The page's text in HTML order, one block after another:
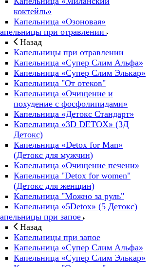
коктейль»
Капельница «Озоновая»
при отравлении
Назад
Капельницы при отравлении
Капельница «Супер Слим Альфа»
Капельница «Супер Слим Элькар»
Капельница "От отеков"
Капельница «Очищение и
похудение с фосфолипидами»
Капельница «Детокс Стандарт»
Капельница «3D DETOX» (3Д
Детокс)
Капельница «Detox for Man»
(Детокс для мужчин)
Капельница «Очищение печени»
Капельница "Detox for women"
(Детокс для женщин)
Капельница "Можно за руль"
Капельница «5Detox» (5 Детокс)
при запое
Назад
Капельницы при запое
Капельница «Супер Слим Альфа»
Капельница «Супер Слим Элькар»